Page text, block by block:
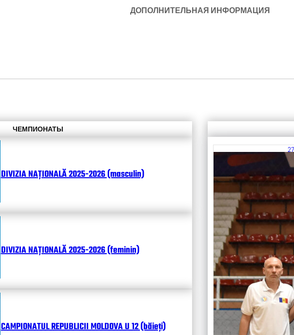
ДОПОЛНИТЕЛЬНАЯ ИНФОРМАЦИЯ
ЧЕМПИОНАТЫ
DIVIZIA NAȚIONALĂ 2025-2026 (masculin)
DIVIZIA NAȚIONALĂ 2025-2026 (feminin)
CAMPIONATUL REPUBLICII MOLDOVA U 12 (băieți)